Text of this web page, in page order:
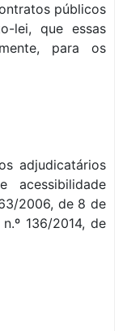
públicos
lei, que essas
para os
adjudicatários
acessibilidade
2006, de 8 de
136/2014, de